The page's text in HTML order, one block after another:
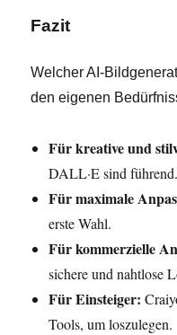
Fazit
Welcher AI-
den eigenen
Für kreative und
DALL·E sind führend.
Für maximale
erste Wahl.
Für kommerzielle
sichere und nahtlose
Für Einsteiger:
Tools, um loszulegen.